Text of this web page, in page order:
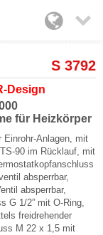

S 3792
Design
für Heizkörper
Einrohr-Anlagen, mit
90 im Rücklauf, mit
absperrbar,
absperrbar,
G 1/2” mit O-Ring,
freidrehender
M 22 x 1,5 mit